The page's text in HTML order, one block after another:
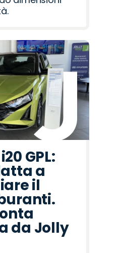
GPL:
a
il
da Jolly